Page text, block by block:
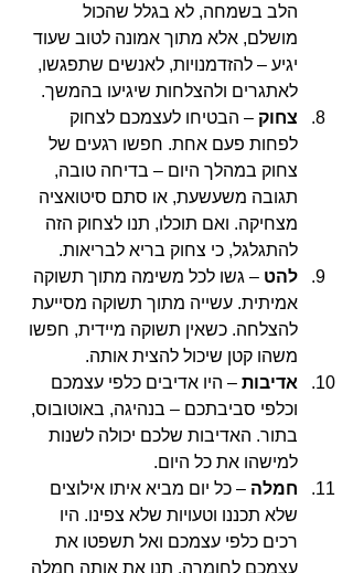
הלב בשמחה, לא בגלל שהכול
מושלם, אלא מתוך אמונה לטוב שעוד
יגיע – להזדמנויות, לאנשים שתפגשו,
לאתגרים ולהצלחות שיגיעו בהמשך.
צחוק – הבטיחו לעצמכם לצחוק
לפחות פעם אחת. חפשו רגעים של
צחוק במהלך היום – בדיחה טובה,
תגובה משעשעת, או סתם סיטואציה
מצחיקה. ואם תוכלו, תנו לצחוק הזה
להתגלגל, כי צחוק בריא לבריאות.
להט – גשו לכל משימה מתוך תשוקה
אמיתית. עשייה מתוך תשוקה מסייעת
להצלחה. כשאין תשוקה מיידית, חפשו
משהו קטן שיכול להצית אותה.
אדיבות – היו אדיבים כלפי עצמכם
וכלפי סביבתכם – בנהיגה, באוטובוס,
בתור. האדיבות שלכם יכולה לשנות
למישהו את כל היום.
חמלה – כל יום מביא איתו אילוצים
שלא תכננו וטעויות שלא צפינו. היו
רכים כלפי עצמכם ואל תשפטו את
עצמכם לחומרה. תנו את אותה חמלה